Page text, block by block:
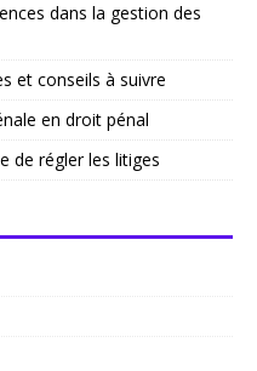
dans la gestion des
et conseils à suivre
en droit pénal
de régler les litiges